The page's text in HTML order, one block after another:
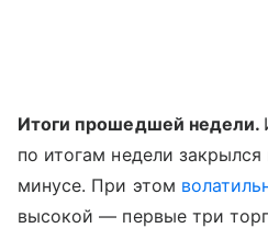
Итоги прошедшей недели.
по итогам недели закрылся
минусе. При этом
высокой — первые три